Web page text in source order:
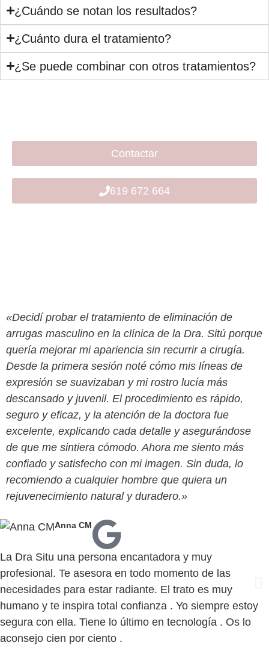
¿Cuándo se notan los resultados?
¿Cuánto dura el tratamiento?
¿Se puede combinar con otros tratamientos?
Contactar
619 672 664
«Decidí probar el tratamiento de eliminación de
arrugas masculino en la clínica de la Dra. Sitú porque
quería mejorar mi apariencia sin recurrir a cirugía.
Desde la primera sesión noté cómo mis líneas de
expresión se suavizaban y mi rostro lucía más
descansado y juvenil. El procedimiento es rápido,
seguro y eficaz, y la atención de la doctora fue
excelente, explicando cada detalle y asegurándose
de que me sintiera cómodo. Ahora me siento más
confiado y satisfecho con mi imagen. Sin duda, lo
recomiendo a cualquier hombre que quiera un
rejuvenecimiento natural y duradero.»
Anna CM
La Dra Situ una persona encantadora y muy
profesional. Te asesora en todo momento de las
necesidades para estar radiante. El trato es muy
humano y te inspira total confianza . Yo siempre estoy
segura con ella. Tiene lo último en tecnología . Os lo
aconsejo cien por ciento .